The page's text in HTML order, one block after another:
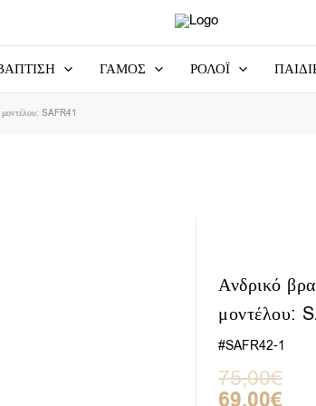
ΓΑΜΟΣ ΡΟΛΟΪ
SAFR41
Ανδρικό
μοντέλου:
#SAFR42-1
75,00€Η